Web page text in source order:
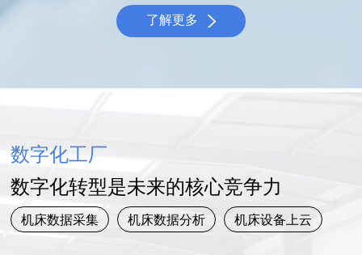
了解更多
数字化工厂
数字化转型是未来的核心竞争力
机床数据采集 机床数据分析 机床设备上云